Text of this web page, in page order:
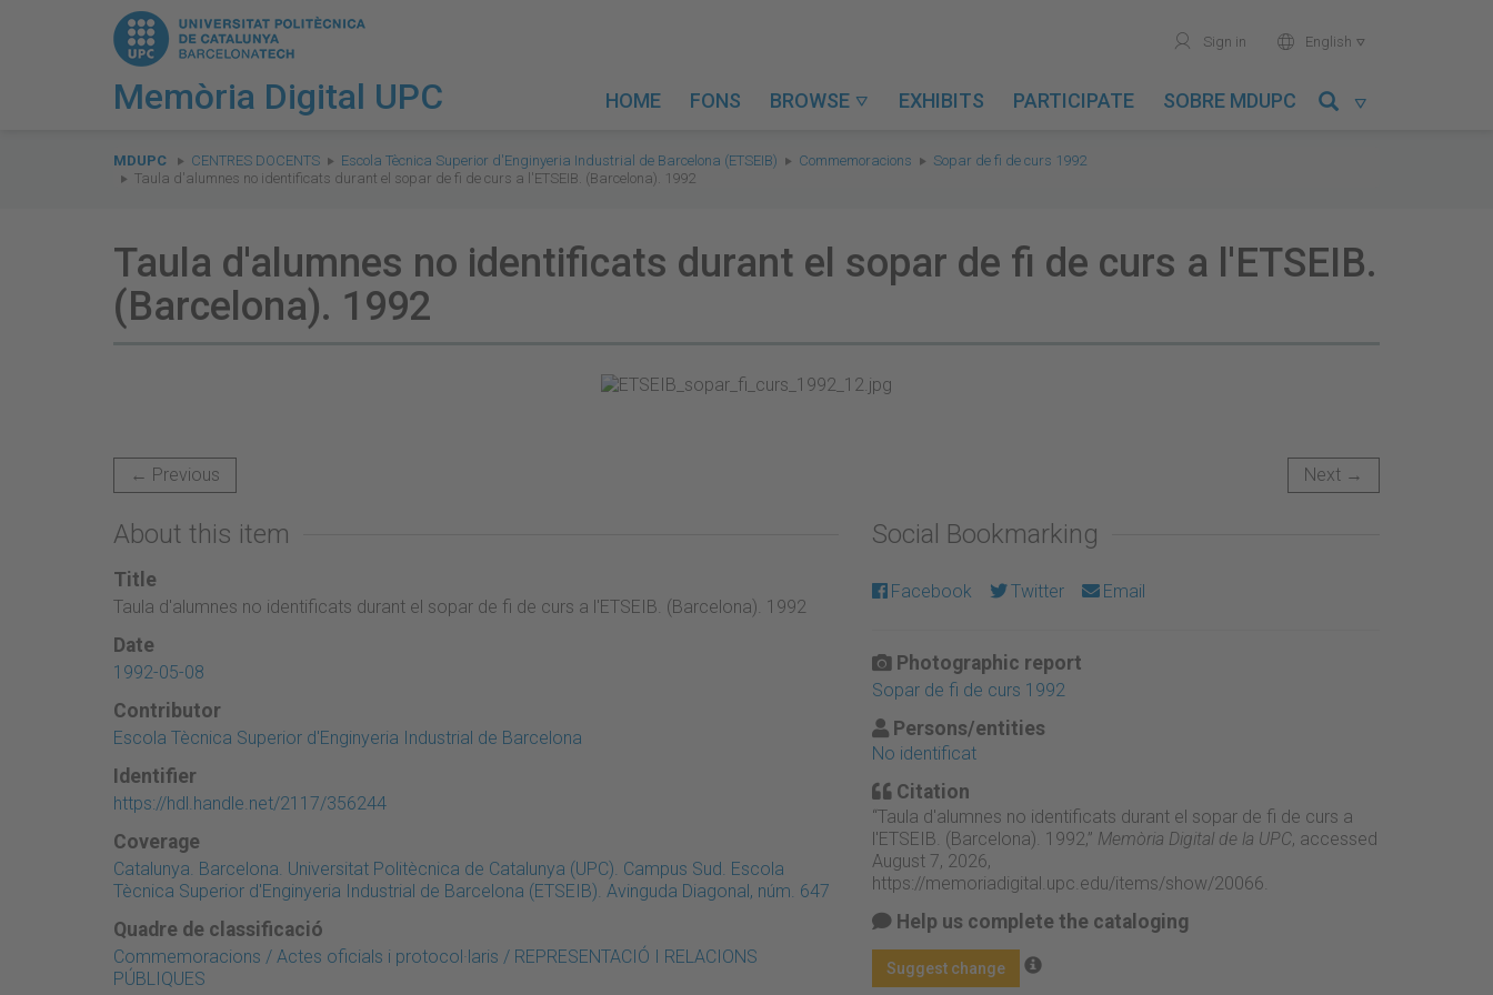
Memòria Digital UPC
user Sign in world English 
HOME FONS BROWSE  EXHIBITS PARTICIPATE SOBRE MDUPC 
are
here:
MDUPC CENTRES DOCENTS Escola Tècnica Superior d'Enginyeria Industrial de Barcelona (ETSEIB) Commemoracions
Sopar de fi de curs 1992
Taula d'alumnes no identificats durant el sopar de fi de curs a l'ETSEIB. (Barcelona). 1992
Taula d'alumnes no identificats durant el sopar de fi de curs a l'ETSEIB.
(Barcelona). 1992
← Previous Next →
About this item
Title
Taula d'alumnes no identificats durant el sopar de fi de curs a l'ETSEIB. (Barcelona). 1992
Date
1992-05-08
Contributor
Escola Tècnica Superior d'Enginyeria Industrial de Barcelona
Identifier
https://hdl.handle.net/2117/356244
Coverage
Catalunya. Barcelona. Universitat Politècnica de Catalunya (UPC). Campus Sud. Escola
Tècnica Superior d'Enginyeria Industrial de Barcelona (ETSEIB). Avinguda Diagonal, núm. 647
Quadre de classificació
Commemoracions / Actes oficials i protocol·laris / REPRESENTACIÓ I RELACIONS
PÚBLIQUES
Social Bookmarking
Facebook Twitter Email
Photographic report
Sopar de fi de curs 1992
Persons/entities
No identificat
Citation
“Taula d'alumnes no identificats durant el sopar de fi de curs a
l'ETSEIB. (Barcelona). 1992,” Memòria Digital de la UPC, accessed
August 7, 2026,
https://memoriadigital.upc.edu/items/show/20066
Help us complete the cataloging
Suggest change